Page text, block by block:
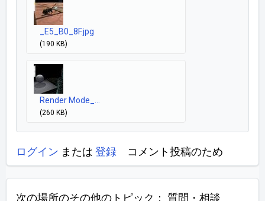
_E5_B0_8F.jpg
(190 KB)
Render Mode_...
(260 KB)
ログイン または 登録 コメント投稿のため
次の場所のその他のトピック： 質問・相談